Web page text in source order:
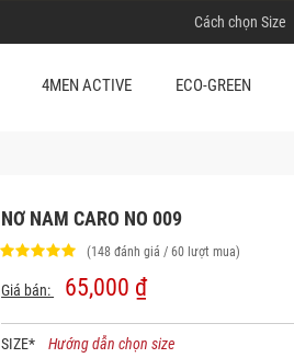
Cách chọn Size
4MEN ACTIVE ECO-GREEN
NƠ NAM CARO NO 009
(148 đánh giá / 60 lượt mua)
Giá bán: 65,000 ₫
SIZE* Hướng dẫn chọn size